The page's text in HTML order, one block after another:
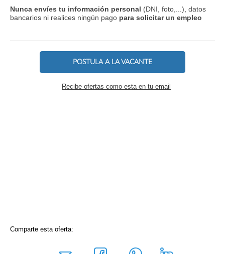
Nunca envíes tu información personal (DNI, foto,...), datos
bancarios ni realices ningún pago para solicitar un empleo
POSTULA A LA VACANTE
Recibe ofertas como esta en tu email
Comparte esta oferta: